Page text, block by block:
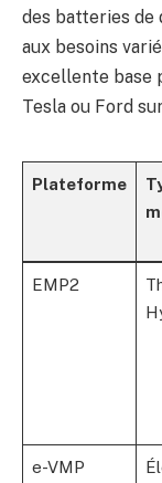
des batteries de
aux besoins
excellente base
Tesla ou Ford
Plateforme
EMP2
e-VMP